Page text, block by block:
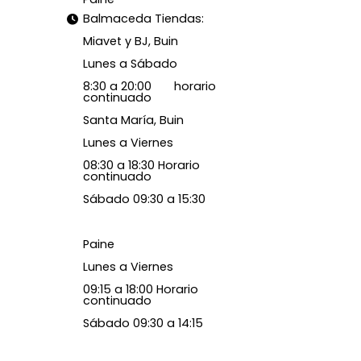
Balmaceda Tiendas:
Miavet y BJ, Buin
Lunes a Sábado
8:30 a 20:00 horario
continuado
Santa María, Buin
Lunes a Viernes
08:30 a 18:30 Horario
continuado
Sábado 09:30 a 15:30
Paine
Lunes a Viernes
09:15 a 18:00 Horario
continuado
Sábado 09:30 a 14:15